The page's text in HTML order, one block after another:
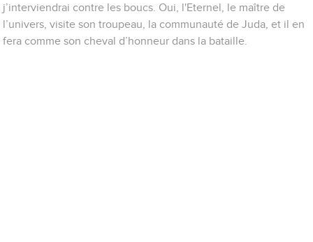
j’interviendrai contre les boucs. Oui, l'Eternel, le maître de
l’univers, visite son troupeau, la communauté de Juda, et il en
fera comme son cheval d’honneur dans la bataille.